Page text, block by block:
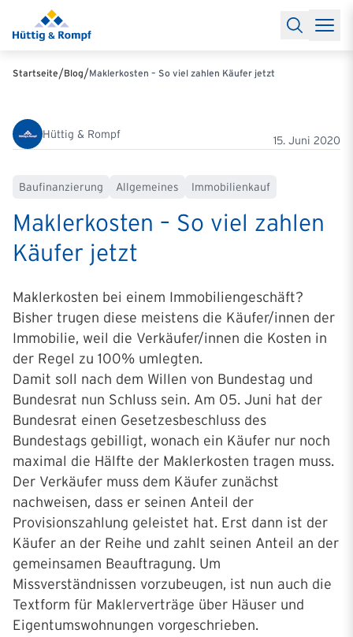
Baufinanzierung
RechnerBaufinanzierungsrechner
Anschlussfinanzierung
Partnerschaft
Partner werden
Käuferprofile 2026
News & Events
Über unsIhre Ansprechpartner
Startseite/Blog/Maklerkosten – So viel zahlen Käufer jetzt
Hüttig & Rompf 15. Juni 2020
Baufinanzierung Allgemeines Immobilienkauf
Maklerkosten – So viel zahlen
Käufer jetzt
Maklerkosten bei einem Immobiliengeschäft?
Bisher trugen diese meistens die Käufer/innen der
Immobilie, weil die Verkäufer/innen die Kosten in
der Regel zu 100% umlegten.
Damit soll nach dem Willen von Bundestag und
Bundesrat nun Schluss sein. Am 05. Juni hat der
Bundesrat einen Gesetzesbeschluss des
Bundestags gebilligt, wonach ein Käufer nur noch
maximal die Hälfte der Maklerkosten tragen muss.
Der Verkäufer muss dem Käufer zunächst
nachweisen, dass er seinen Anteil der
Provisionszahlung geleistet hat. Erst dann ist der
Käufer an der Reihe und zahlt seinen Anteil an der
gemeinsamen Beauftragung. Um
Missverständnissen vorzubeugen, ist nun auch die
Textform für Maklerverträge über Häuser und
Eigentumswohnungen vorgeschrieben.